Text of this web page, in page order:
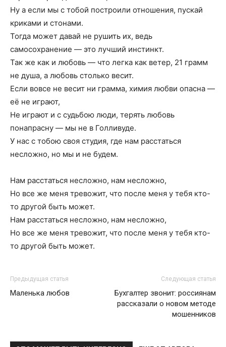
Ну а если мы с тобой построили отношения, пускай
криками и стонами.
Тогда может давай не рушить их, ведь
самосохранение — это лучший инстинкт.
Так же как и любовь — что легка как ветер, 21 грамм
не душа, а любовь столько весит.
Если вовсе не весит ни грамма, химия любви опасна —
её не играют,
Не играют и с судьбою люди, терять любовь
понапрасну — мы не в Голливуде.
У нас с тобою своя студия, где нам расстаться
несложно, но мы и не будем.
Нам расстаться несложно, нам несложно,
Но все же меня тревожит, что после меня у тебя кто-
то другой быть может.
Нам расстаться несложно, нам несложно,
Но все же меня тревожит, что после меня у тебя кто-
то другой быть может.
Предыдущая статья
Маленька любов
Следующая статья
Бухгалтер звонит: россиянам
рассказали о новом методе
мошенников